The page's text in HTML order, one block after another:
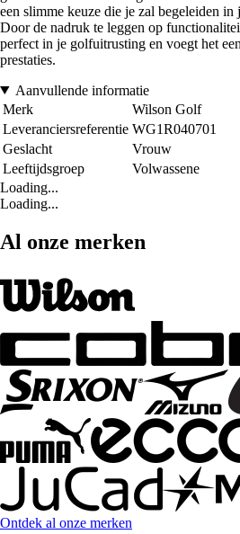
een slimme keuze die je zal begeleiden
Door de nadruk te leggen op
perfect in je golfuitrusting en voegt het
prestaties.
Aanvullende informatie
Merk
Wilson Golf
Leveranciersreferentie WG1R040701
Geslacht
Vrouw
Leeftijdsgroep
Volwassene
Loading...
Loading...
Al onze merken
Ontdek al onze merken